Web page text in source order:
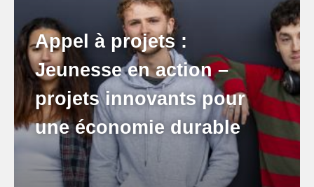
Appel à projets :
Jeunesse en action –
projets innovants pour
une économie durable